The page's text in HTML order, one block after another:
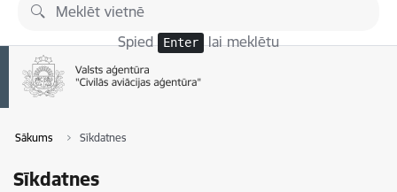
Pāriet uz lapas saturu
Spied Enter lai meklētu
Sākums Sīkdatnes
Sīkdatnes